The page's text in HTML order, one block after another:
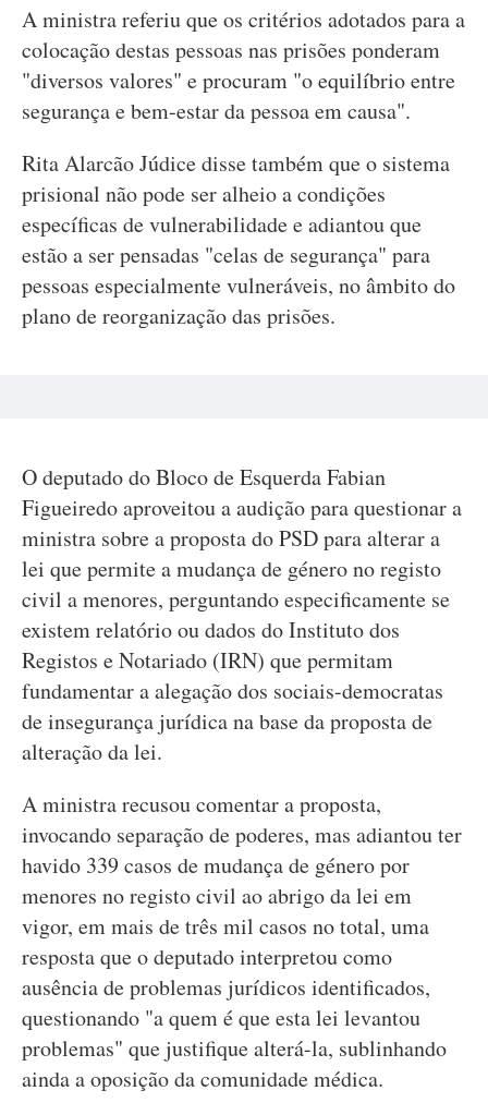
A ministra referiu que os critérios adotados para a
colocação destas pessoas nas prisões ponderam
"diversos valores" e procuram "o equilíbrio entre
segurança e bem-estar da pessoa em causa".
Rita Alarcão Júdice disse também que o sistema
prisional não pode ser alheio a condições
específicas de vulnerabilidade e adiantou que
estão a ser pensadas "celas de segurança" para
pessoas especialmente vulneráveis, no âmbito do
plano de reorganização das prisões.
O deputado do Bloco de Esquerda Fabian
Figueiredo aproveitou a audição para questionar a
ministra sobre a proposta do PSD para alterar a
lei que permite a mudança de género no registo
civil a menores, perguntando especificamente se
existem relatório ou dados do Instituto dos
Registos e Notariado (IRN) que permitam
fundamentar a alegação dos sociais-democratas
de insegurança jurídica na base da proposta de
alteração da lei.
A ministra recusou comentar a proposta,
invocando separação de poderes, mas adiantou ter
havido 339 casos de mudança de género por
menores no registo civil ao abrigo da lei em
vigor, em mais de três mil casos no total, uma
resposta que o deputado interpretou como
ausência de problemas jurídicos identificados,
questionando "a quem é que esta lei levantou
problemas" que justifique alterá-la, sublinhando
ainda a oposição da comunidade médica.